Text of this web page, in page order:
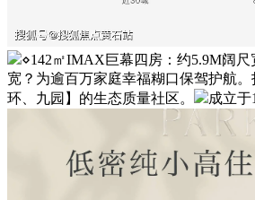
⋄142㎡IMAX巨幕四房：约5.9M阔尺
宽？为逾百万家庭幸福糊口保驾护航
环、九园】的生态质量社区。
成立于